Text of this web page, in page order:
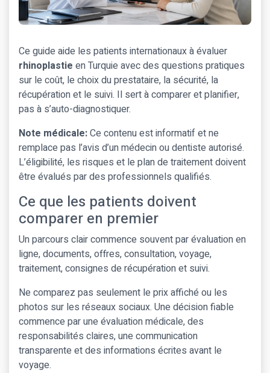
Ce guide aide les patients internationaux à évaluer
rhinoplastie en Turquie avec des questions pratiques
sur le coût, le choix du prestataire, la sécurité, la
récupération et le suivi. Il sert à comparer et planifier,
pas à s’auto-diagnostiquer.
Note médicale:Ce contenu est informatif et ne
remplace pas l’avis d’un médecin ou dentiste autorisé.
L’éligibilité, les risques et le plan de traitement doivent
être évalués par des professionnels qualifiés.
Ce que les patients doivent
comparer en premier
Un parcours clair commence souvent par évaluation en
ligne, documents, offres, consultation, voyage,
traitement, consignes de récupération et suivi.
Ne comparez pas seulement le prix affiché ou les
photos sur les réseaux sociaux. Une décision fiable
commence par une évaluation médicale, des
responsabilités claires, une communication
transparente et des informations écrites avant le
voyage.